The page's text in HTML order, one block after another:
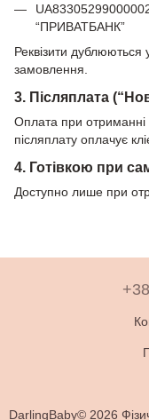
“ПРИВАТБАНК”
Реквізити дублюються
замовлення.
3. Післяплата
Оплата при отриманні
післяплату оплачує
4. Готівкою при
Доступно лише при
DarlingBaby© 2026